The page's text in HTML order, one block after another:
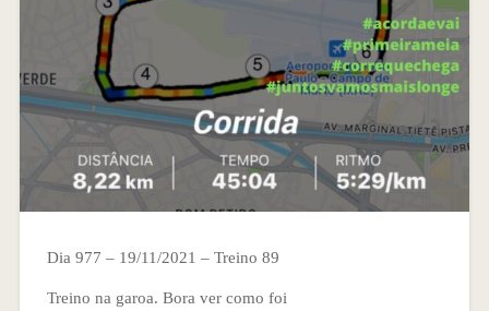
Dia 977 – 19/11/2021 – Treino 89
Treino na garoa. Bora ver como foi